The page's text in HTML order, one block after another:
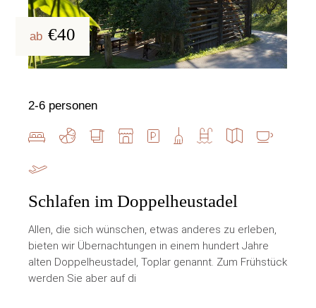
ab €40
Schlafen im Doppelheustadel
Allen, die sich wünschen, etwas anderes zu erleben,
bieten wir Übernachtungen in einem hundert Jahre
alten Doppelheustadel, Toplar genannt. Zum Frühstück
werden Sie aber auf di
2-6 personen